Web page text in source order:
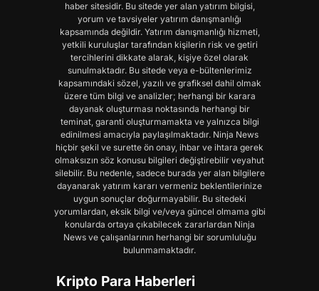
haber sitesidir. Bu sitede yer alan yatırım bilgisi,
yorum ve tavsiyeler yatırım danışmanlığı
kapsamında değildir. Yatırım danışmanlığı hizmeti,
yetkili kuruluşlar tarafından kişilerin risk ve getiri
tercihlerini dikkate alarak, kişiye özel olarak
sunulmaktadır. Bu sitede veya e-bültenlerimiz
kapsamındaki sözel, yazılı ve grafiksel dahil olmak
üzere tüm bilgi ve analizler; herhangi bir karara
dayanak oluşturması noktasında herhangi bir
teminat, garanti oluşturmamakta ve yalnızca bilgi
edinilmesi amacıyla paylaşılmaktadır. Ninja News
hiçbir şekil ve surette ön onay, ihbar ve ihtara gerek
olmaksızın söz konusu bilgileri değiştirebilir veyahut
silebilir. Bu nedenle, sadece burada yer alan bilgilere
dayanarak yatırım kararı vermeniz beklentilerinize
uygun sonuçlar doğurmayabilir. Bu sitedeki
yorumlardan, eksik bilgi ve/veya güncel olmama gibi
konularda ortaya çıkabilecek zararlardan Ninja
News ve çalışanlarının herhangi bir sorumluluğu
bulunmamaktadır.
Kripto Para Haberleri